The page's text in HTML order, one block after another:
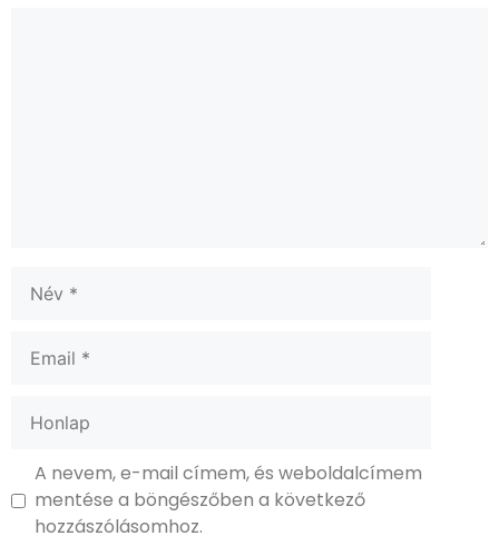
A nevem, e-mail címem, és weboldalcímem
mentése a böngészőben a következő
hozzászólásomhoz.